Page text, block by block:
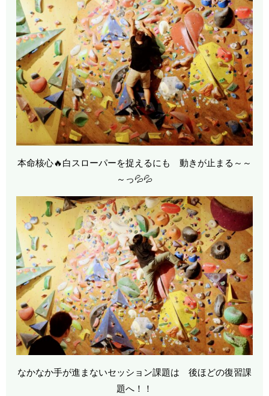
本命核心🔥白スローパーを捉えるにも 動きが止まる～～
～っ💦💦
なかなか手が進まないセッション課題は 後ほどの復習課
題へ！！